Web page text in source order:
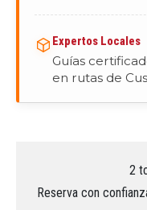
Expertos Locales
Guías
en rutas de
2
Reserva con